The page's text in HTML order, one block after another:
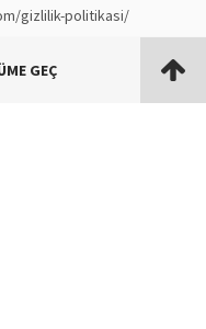
gizlilik-politikasi/
GEÇ